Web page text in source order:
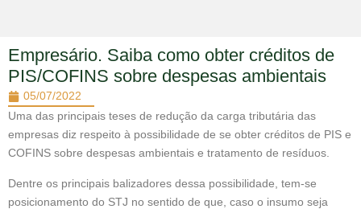
Empresário. Saiba como obter créditos de
PIS/COFINS sobre despesas ambientais
05/07/2022
Uma das principais teses de redução da carga tributária das
empresas diz respeito à possibilidade de se obter créditos de PIS e
COFINS sobre despesas ambientais e tratamento de resíduos.
Dentre os principais balizadores dessa possibilidade, tem-se
posicionamento do STJ no sentido de que, caso o insumo seja